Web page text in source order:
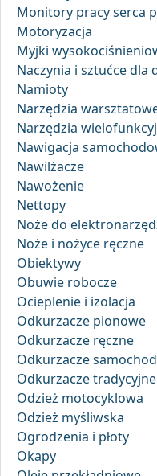
Monitory pracy serca
Motoryzacja
Myjki
Naczynia i sztućce dla
Namioty
Narzędzia
Narzędzia
Nawigacja
Nawilżacze
Nawożenie
Nettopy
Noże do
Noże i nożyce ręczne
Obiektywy
Obuwie robocze
Ocieplenie i izolacja
Odkurzacze pionowe
Odkurzacze ręczne
Odkurzacze
Odkurzacze tradycyjne
Odzież motocyklowa
Odzież myśliwska
Ogrodzenia i płoty
Okapy